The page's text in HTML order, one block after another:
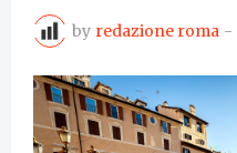
by redazione roma -